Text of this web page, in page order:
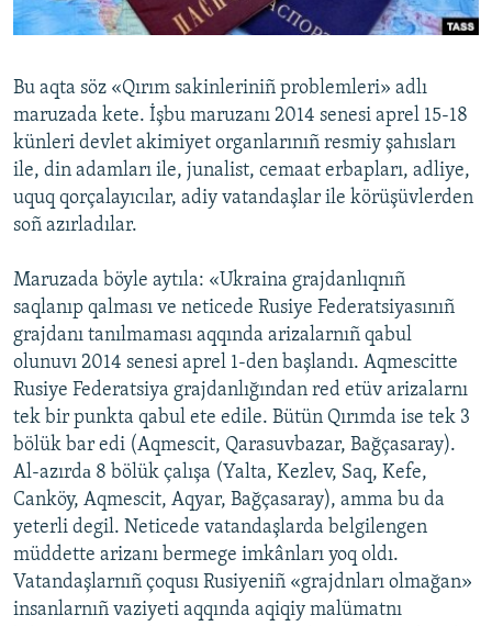
QOŞULIÑIZ!
RFE/RS bütün saytları
Bu aqta söz «Qırım sakinleriniñ problemleri» adlı
maruzada kete. İşbu maruzanı 2014 senesi aprel 15-18
künleri devlet akimiyet organlarınıñ resmiy şahısları
ile, din adamları ile, junalist, cemaat erbapları, adliye,
uquq qorçalayıcılar, adiy vatandaşlar ile körüşüvlerden
soñ azırladılar.
Maruzada böyle aytıla: «Ukraina grajdanlıqnıñ
saqlanıp qalması ve neticede Rusiye Federatsiyasınıñ
grajdanı tanılmaması aqqında arizalarnıñ qabul
olunuvı 2014 senesi aprel 1-den başlandı. Aqmescitte
Rusiye Federatsiya grajdanlığından red etüv arizalarnı
tek bir punkta qabul ete edile. Bütün Qırımda ise tek 3
bölük bar edi (Aqmescit, Qarasuvbazar, Bağçasaray).
Al-azırdа 8 bölük çalışa (Yalta, Kezlev, Saq, Kefe,
Canköy, Aqmescit, Aqyar, Bağçasaray), amma bu da
yeterli degil. Neticede vatandaşlarda belgilengen
müddette arizanı bermege imkânları yoq oldı.
Vatandaşlarnıñ çoqusı Rusiyeniñ «grajdnları olmağan»
insanlarnıñ vaziyeti aqqında aqiqiy malümatnı